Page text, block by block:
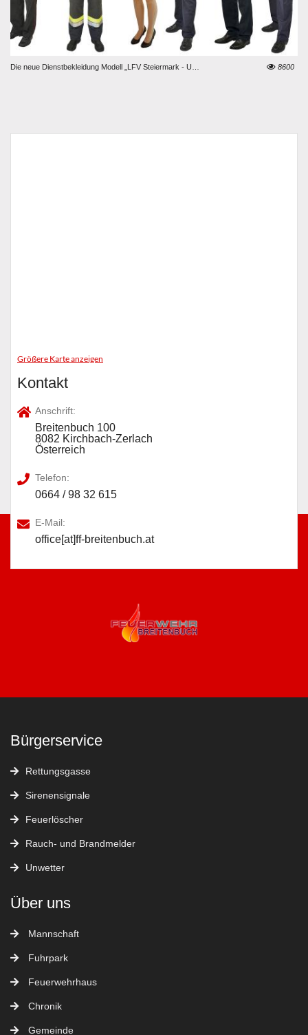
8600
Größere Karte anzeigen
Kontakt
Anschrift:
Breitenbuch 100
8082 Kirchbach-Zerlach
Österreich
Telefon:
0664 / 98 32 615
E-Mail:
office[at]ff-breitenbuch.at
Bürgerservice
Rettungsgasse
Sirenensignale
Feuerlöscher
Rauch- und Brandmelder
Unwetter
Über uns
Mannschaft
Fuhrpark
Feuerwehrhaus
Chronik
Gemeinde